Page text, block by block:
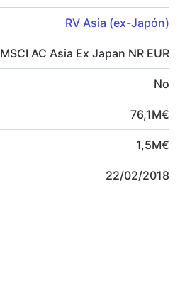
RV Asia (ex-Japón)
MSCI AC Asia Ex Japan NR EUR
No
76,1M€
1,5M€
22/02/2018